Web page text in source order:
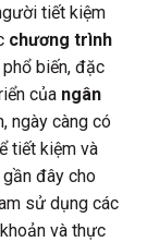
tiết kiệm
chương trình
biến, đặc
của ngân
ngày càng có
tiết kiệm và
đây cho
sử dụng các
và thực